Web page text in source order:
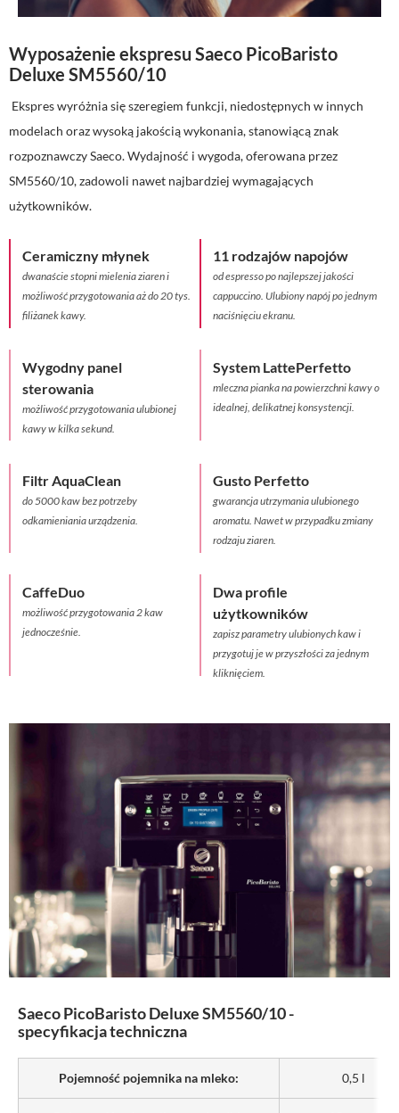
Wyposażenie ekspresu Saeco PicoBaristo
Deluxe SM5560/10
Ekspres wyróżnia się szeregiem funkcji, niedostępnych w innych
modelach oraz wysoką jakością wykonania, stanowiącą znak
rozpoznawczy Saeco. Wydajność i wygoda, oferowana przez
SM5560/10, zadowoli nawet najbardziej wymagających
użytkowników.
Ceramiczny młynek
dwanaście stopni mielenia ziaren i
możliwość przygotowania aż do 20 tys.
filiżanek kawy.
11 rodzajów napojów
od espresso po najlepszej jakości
cappuccino. Ulubiony napój po jednym
naciśnięciu ekranu.
Wygodny panel
sterowania
możliwość przygotowania ulubionej
kawy w kilka sekund.
System LattePerfetto
mleczna pianka na powierzchni kawy o
idealnej, delikatnej konsystencji.
Filtr AquaClean
do 5000 kaw bez potrzeby
odkamieniania urządzenia.
Gusto Perfetto
gwarancja utrzymania ulubionego
aromatu. Nawet w przypadku zmiany
rodzaju ziaren.
CaffeDuo
możliwość przygotowania 2 kaw
jednocześnie.
Dwa profile
użytkowników
zapisz parametry ulubionych kaw i
przygotuj je w przyszłości za jednym
kliknięciem.
Saeco PicoBaristo Deluxe SM5560/10 -
specyfikacja techniczna
Pojemność pojemnika na mleko: 0,5 l